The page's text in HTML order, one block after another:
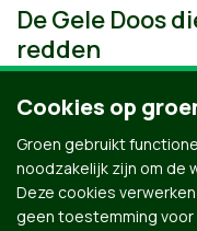
De Gele Doos
redden
Cookies op
Groen gebruikt
noodzakelijk zijn om de
Deze cookies
geen toestemming voor